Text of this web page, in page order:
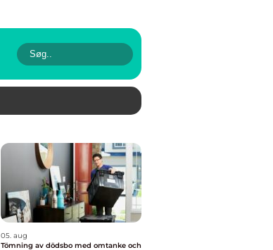
05. aug
Tömning av dödsbo med omtanke och